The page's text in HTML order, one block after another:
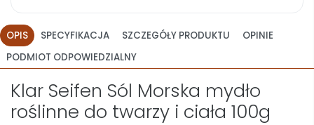
OPIS SPECYFIKACJA SZCZEGÓŁY PRODUKTU
OPINIE
PODMIOT ODPOWIEDZIALNY
Klar Seifen Sól Morska mydło
roślinne do twarzy i ciała 100g